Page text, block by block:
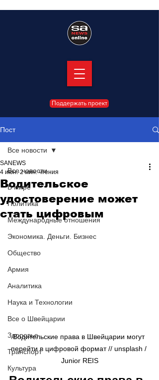
Поддержать проект
Пост
Все новости
В мире
Политика
Международные отношения
Экономика. Деньги. Бизнес
Общество
Армия
Аналитика
Наука и Технологии
Все о Швейцарии
Здоровье
Транспорт
Культура
Все новости
Водительское
удостоверение может
стать цифровым
SANEWS
4 июн. 2 мин. чтения
Водительские права в Швейцарии могут
перейти в цифровой формат // unsplash /
Junior REIS